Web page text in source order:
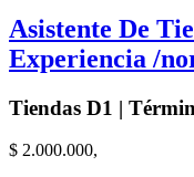
Asistente De
Experiencia /
Tiendas D1 |
$ 2.000.000,